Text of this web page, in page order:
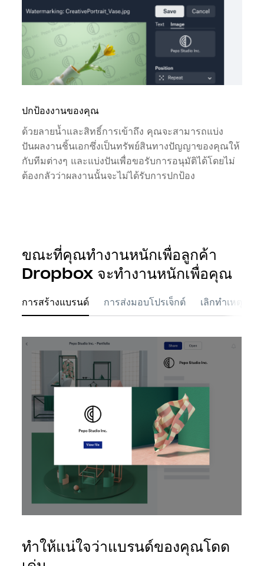
ปกป้องงานของคุณ
ด้วยลายน้ำและสิทธิ์การเข้าถึง คุณจะสามารถแบ่ง
ปันผลงานชิ้นเอกซึ่งเป็นทรัพย์สินทางปัญญาของคุณให้
กับทีมต่างๆ และแบ่งปันเพื่อขอรับการอนุมัติได้โดยไม่
ต้องกลัวว่าผลงานนั้นจะไม่ได้รับการปกป้อง
ขณะที่คุณทำงานหนักเพื่อลูกค้า
Dropbox จะทำงานหนักเพื่อคุณ
การสร้างแบรนด์ การส่งมอบโปรเจ็กต์ เลิกทำเหตุผิด
ทำให้แน่ใจว่าแบรนด์ของคุณโดด